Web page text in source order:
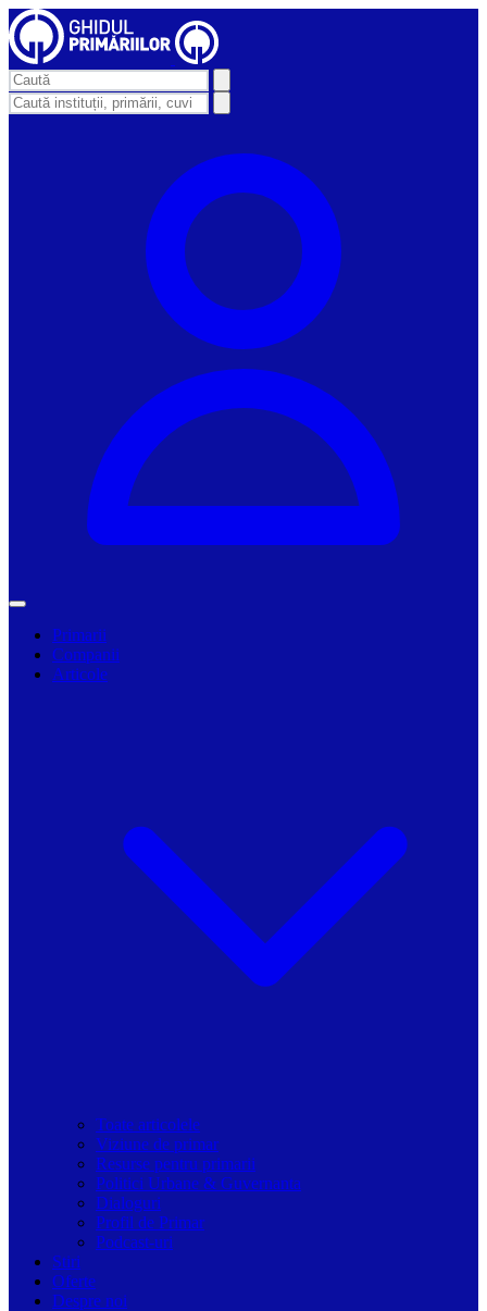
Primarii
Companii
Articole
Toate articolele
Viziune de primar
Resurse pentru primarii
Politici Urbane & Guvernanta
Dialoguri
Profil de Primar
Podcast-uri
Stiri
Oferte
Despre noi